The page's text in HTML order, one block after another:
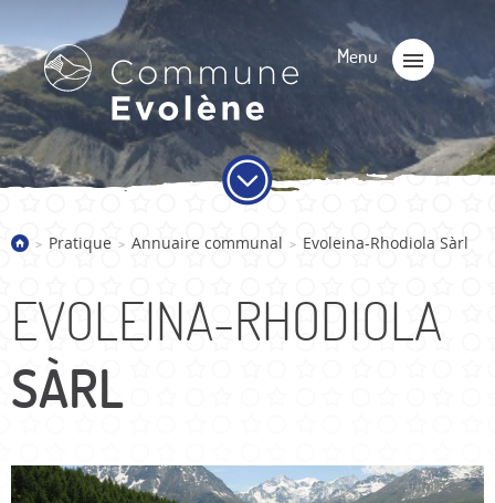
> Pratique > Annuaire communal > Evoleina-Rhodiola Sàrl
EVOLEINA-RHODIOLA
SÀRL